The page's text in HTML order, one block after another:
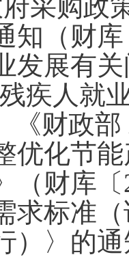
采购政
知（财
发展有
疾人就
《财政
优化节
（财库
求标准
）〉的